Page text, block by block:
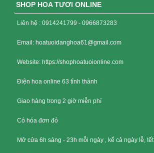
SHOP HOA TƯƠI ONLINE
Liên hệ : 0914241799 - 0966873283
Email: hoatuoidanghoa61@gmail.com
Website: https://shophoatuoionline.com
Điện hoa online 63 tỉnh thành
Giao hàng trong 2 giờ miễn phí
Có hóa đơn đỏ
Mở cửa 6h sáng - 23h mỗi ngày , kể cả ngày lễ, tết